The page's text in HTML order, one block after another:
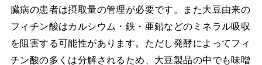
臓病の患者は摂取量の管理が必要です。また大豆由来の
フィチン酸はカルシウム・鉄・亜鉛などのミネラル吸収
を阻害する可能性があります。ただし発酵によってフィ
チン酸の多くは分解されるため、大豆製品の中でも味噌